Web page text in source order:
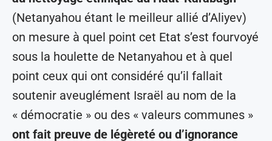
(Netanyahou étant le meilleur allié d’Aliyev)
on mesure à quel point cet Etat s’est fourvoyé
sous la houlette de Netanyahou et à quel
point ceux qui ont considéré qu’il fallait
soutenir aveuglément Israël au nom de la
« démocratie » ou des « valeurs communes »
ont fait preuve de légèreté ou d’ignorance